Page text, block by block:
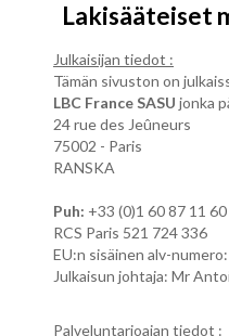
Lakisääteiset
Julkaisijan tiedot :
Tämän sivuston on
LBC France SASU jonka
24 rue des Jeûneurs
75002 - Paris
RANSKA
Puh: +33 (0)1 60 87 11 60
RCS Paris 521 724 336
EU:n sisäinen alv-
Julkaisun johtaja: Mr
Palveluntarjoajan tiedot :